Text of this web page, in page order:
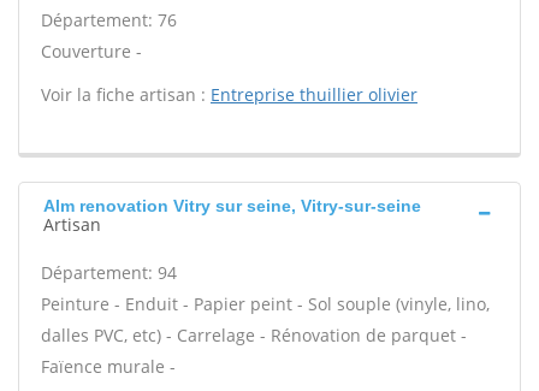
Département: 76
Couverture -
Voir la fiche artisan : Entreprise thuillier olivier
Alm renovation Vitry sur seine, Vitry-sur-seine
Artisan
Département: 94
Peinture - Enduit - Papier peint - Sol souple (vinyle, lino,
dalles PVC, etc) - Carrelage - Rénovation de parquet -
Faïence murale -